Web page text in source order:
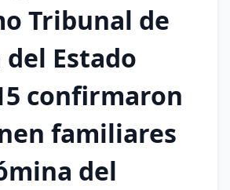
Tribunal de
del Estado
confirmaron
familiares
del